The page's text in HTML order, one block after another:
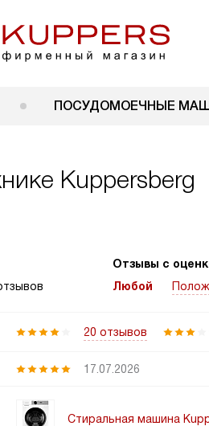
ПОСУДОМОЕЧНЫЕ
Kuppersberg
Отзывы с
Любой
20 отзывов
17.07.2026
Стиральная машина